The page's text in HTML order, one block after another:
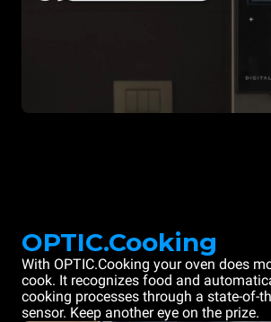
OPTIC.Cooking
With OPTIC.Cooking your oven does
cook. It recognizes food and
cooking processes through a state-of-
sensor. Keep another eye on the prize.